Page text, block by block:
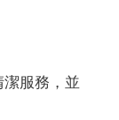
服務，並